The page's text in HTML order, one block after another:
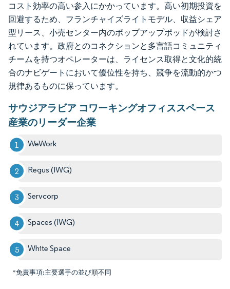
コスト効率の高い参入にかかっています。高い初期投資を
回避するため、フランチャイズライトモデル、収益シェア
型リース、小売センター内のポップアップポッドが検討さ
れています。政府とのコネクションと多言語コミュニティ
チームを持つオペレーターは、ライセンス取得と文化的統
合のナビゲートにおいて優位性を持ち、競争を流動的かつ
規律あるものに保っています。
サウジアラビア コワーキングオフィススペース
産業のリーダー企業
WeWork
Regus (IWG)
Servcorp
Spaces (IWG)
White Space
*免責事項:主要選手の並び順不同